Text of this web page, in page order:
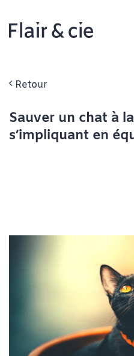
contenu
Retour
Sauver un chat à
s’impliquant en